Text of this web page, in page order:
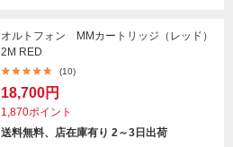
オルトフォン MMカートリッジ（レッド）
2M RED
(10)
18,700円
1,870ポイント
送料無料、店在庫有り 2～3日出荷